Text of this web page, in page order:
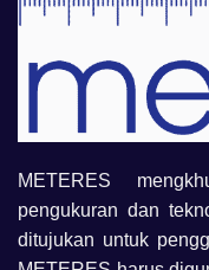
METERES
pengukuran dan
ditujukan untuk